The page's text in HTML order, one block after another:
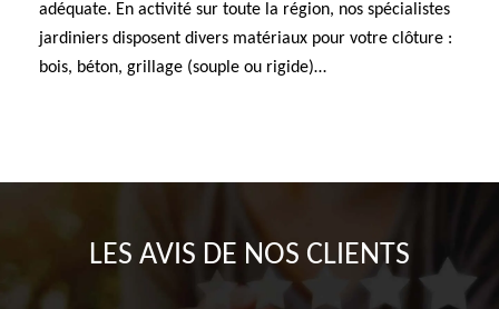
adéquate. En activité sur toute la région, nos spécialistes
jardiniers disposent divers matériaux pour votre clôture :
bois, béton, grillage (souple ou rigide)…
LES AVIS DE NOS CLIENTS